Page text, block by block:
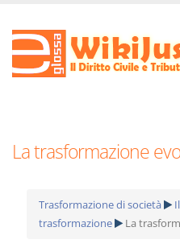
La trasformazione
Trasformazione di società
trasformazione
La